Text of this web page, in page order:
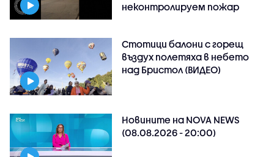
неконтролируем пожар
Стотици балони с горещ
въздух полетяха в небето
над Бристол (ВИДЕО)
Новините на NOVA NEWS
(08.08.2026 - 20:00)